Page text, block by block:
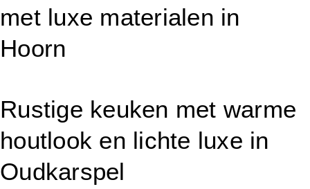
met luxe materialen in
Hoorn
Rustige keuken met warme
houtlook en lichte luxe in
Oudkarspel